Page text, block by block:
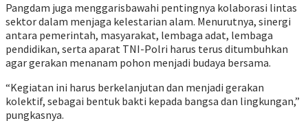
Pangdam juga menggarisbawahi pentingnya kolaborasi lintas
sektor dalam menjaga kelestarian alam. Menurutnya, sinergi
antara pemerintah, masyarakat, lembaga adat, lembaga
pendidikan, serta aparat TNI-Polri harus terus ditumbuhkan
agar gerakan menanam pohon menjadi budaya bersama.
“Kegiatan ini harus berkelanjutan dan menjadi gerakan
kolektif, sebagai bentuk bakti kepada bangsa dan lingkungan,”
pungkasnya.